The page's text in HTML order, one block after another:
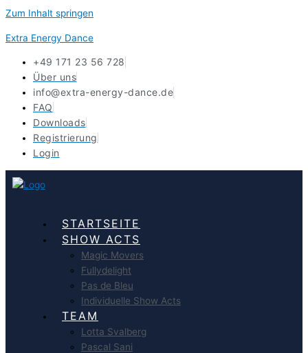
Zum Inhalt springen
Extra Energy Dance
+49 171 23 56 728
Über uns
info@extra-energy-dance.de
FAQ
Downloads
Registrierung
Login
STARTSEITE
SHOW ACTS
Magic Movers
Fullydelight
Pas de Bleu
Individuelle Show Acts
TEAM
Lotta Svalberg
Pascal Sani